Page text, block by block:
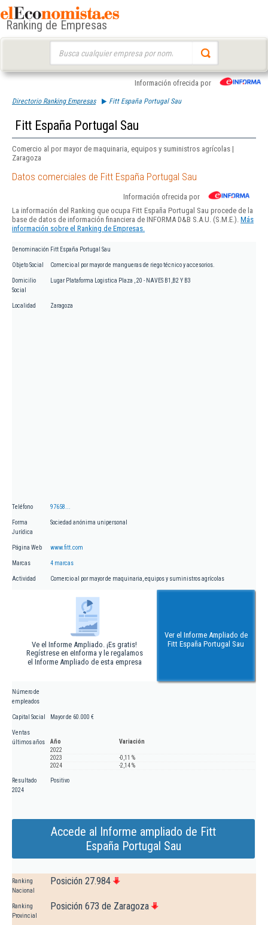
Ranking de Empresas
Información ofrecida por
Directorio Ranking Empresas Fitt España Portugal Sau
Fitt España Portugal Sau
Comercio al por mayor de maquinaria, equipos y suministros agrícolas |
Zaragoza
Datos comerciales de Fitt España Portugal Sau
Información ofrecida por
La información del Ranking que ocupa Fitt España Portugal Sau procede de la
base de datos de información financiera de INFORMA D&B S.A.U. (S.M.E.). Más
información sobre el Ranking de Empresas.
Denominación Fitt España Portugal Sau
Objeto Social Comercio al por mayor de mangueras de riego técnico y accesorios.
Domicilio
Social
Lugar Plataforma Logistica Plaza , 20 - NAVES B1,B2 Y B3
Localidad Zaragoza
Teléfono 97658...
Forma
Jurídica
Sociedad anónima unipersonal
Página Web www.fitt.com
Marcas 4 marcas
Actividad Comercio al por mayor de maquinaria, equipos y suministros agrícolas
Ve el Informe Ampliado. ¡Es gratis!
Regístrese en eInforma y le regalamos
el Informe Ampliado de esta empresa
Ver el Informe Ampliado de
Fitt España Portugal Sau
Número de
empleados
Capital Social Mayor de 60.000 €
Ventas
últimos años
Año
Variación
2022
2023
-0,11 %
2024
-2,14 %
Resultado
2024
Positivo
Accede al Informe ampliado de Fitt
España Portugal Sau
Ranking
Nacional
Posición 27.984
Ranking
Provincial
Posición 673 de Zaragoza